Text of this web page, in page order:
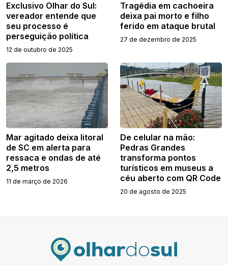
Exclusivo Olhar do Sul:
vereador entende que
seu processo é
perseguição política
12 de outubro de 2025
Tragédia em cachoeira
deixa pai morto e filho
ferido em ataque brutal
27 de dezembro de 2025
Mar agitado deixa litoral
de SC em alerta para
ressaca e ondas de até
2,5 metros
11 de março de 2026
De celular na mão:
Pedras Grandes
transforma pontos
turísticos em museus a
céu aberto com QR Code
20 de agosto de 2025